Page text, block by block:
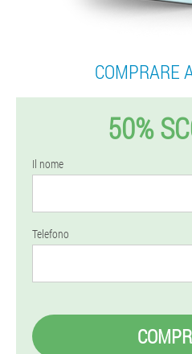
COMPRARE
50%
Il nome
Telefono